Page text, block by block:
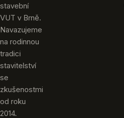
stavební
VUT v Brně.
Navazujeme
na rodinnou
tradici
stavitelství
se
zkušenostmi
od roku
2014.